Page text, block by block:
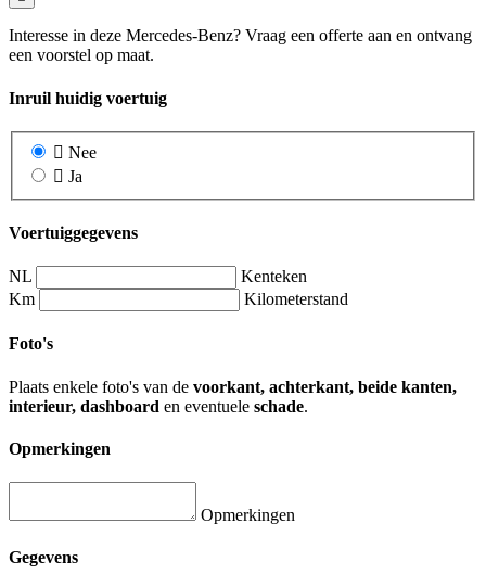
Interesse in deze Mercedes-Benz? Vraag een offerte aan en ontvang
een voorstel op maat.
Inruil huidig voertuig
Nee
Ja
Voertuiggegevens
NL
Kenteken
Km
Kilometerstand
Foto's
Plaats enkele foto's van de voorkant, achterkant, beide kanten,
interieur, dashboard en eventuele schade.
Opmerkingen
Opmerkingen
Gegevens